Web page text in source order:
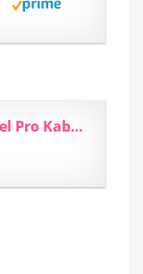
Ring Videotürklingel Pro Kabel (Video Doorbell Pro) + Netzteil | Türklingel mit...